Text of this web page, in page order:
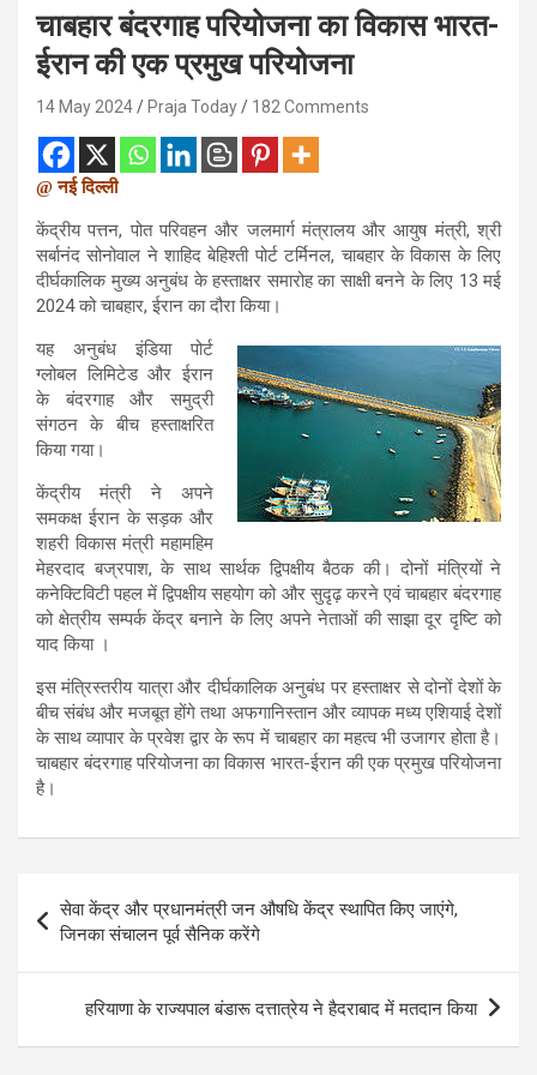
चाबहार बंदरगाह परियोजना का विकास भारत-
ईरान की एक प्रमुख परियोजना
14 May 2024 Praja Today 182 Comments
@ नई दिल्ली
केंद्रीय पत्तन, पोत परिवहन और जलमार्ग मंत्रालय और आयुष मंत्री, श्री
सर्बानंद सोनोवाल ने शाहिद बेहिश्ती पोर्ट टर्मिनल, चाबहार के विकास के लिए
दीर्घकालिक मुख्य अनुबंध के हस्ताक्षर समारोह का साक्षी बनने के लिए 13 मई
2024 को चाबहार, ईरान का दौरा किया।
यह अनुबंध इंडिया पोर्ट
ग्लोबल लिमिटेड और ईरान
के बंदरगाह और समुद्री
संगठन के बीच हस्ताक्षरित
किया गया।
केंद्रीय मंत्री ने अपने
समकक्ष ईरान के सड़क और
शहरी विकास मंत्री महामहिम
मेहरदाद बज्रपाश, के साथ सार्थक द्विपक्षीय बैठक की। दोनों मंत्रियों ने
कनेक्टिविटी पहल में द्विपक्षीय सहयोग को और सुदृढ़ करने एवं चाबहार बंदरगाह
को क्षेत्रीय सम्पर्क केंद्र बनाने के लिए अपने नेताओं की साझा दूर दृष्टि को
याद किया ।
इस मंत्रिस्तरीय यात्रा और दीर्घकालिक अनुबंध पर हस्ताक्षर से दोनों देशों के
बीच संबंध और मजबूत होंगे तथा अफगानिस्तान और व्यापक मध्य एशियाई देशों
के साथ व्यापार के प्रवेश द्वार के रूप में चाबहार का महत्व भी उजागर होता है।
चाबहार बंदरगाह परियोजना का विकास भारत-ईरान की एक प्रमुख परियोजना
है।
Post
navigation
सेवा केंद्र और प्रधानमंत्री जन औषधि केंद्र स्थापित किए जाएंगे,
जिनका संचालन पूर्व सैनिक करेंगे
हरियाणा के राज्यपाल बंडारू दत्तात्रेय ने हैदराबाद में मतदान किया